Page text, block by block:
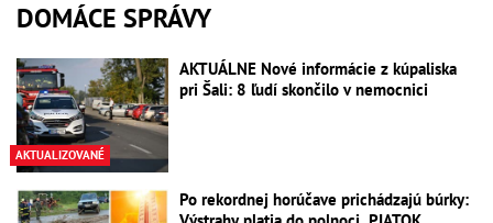
DOMÁCE SPRÁVY
AKTUALIZOVANÉ
AKTUÁLNE Nové informácie z kúpaliska
pri Šali: 8 ľudí skončilo v nemocnici
Po rekordnej horúčave prichádzajú búrky: